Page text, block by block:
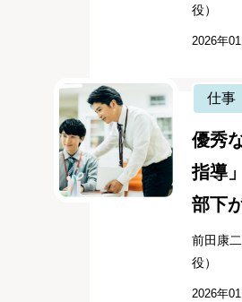
役）
2026年
仕事
優秀
指導
部下
前田康
役）
2026年